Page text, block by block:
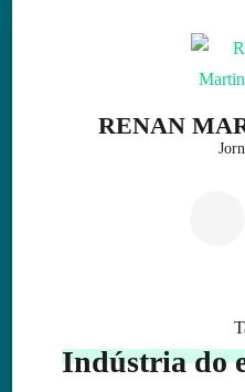
RENAN
Indústria do